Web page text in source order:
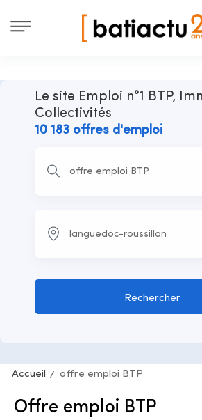
Le site Emploi n°1 BTP,
Collectivités
10 183 offres d'emploi
Rechercher
Accueil offre emploi BTP
Offre emploi BTP